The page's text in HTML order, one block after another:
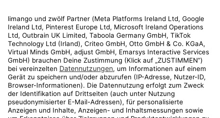
Privatsphäre-EinstellungenAGBDatenschutzCompliance
GeschenkgutscheinbedingungenImpressumHelp Center